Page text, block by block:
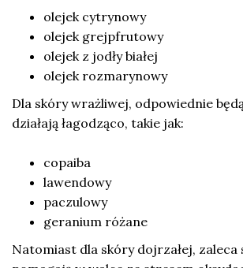
olejek cytrynowy
olejek grejpfrutowy
olejek z jodły białej
olejek rozmarynowy
Dla skóry wrażliwej, odpowiednie
działają łagodząco, takie jak:
copaiba
lawendowy
paczulowy
geranium różane
Natomiast dla skóry dojrzałej, zaleca